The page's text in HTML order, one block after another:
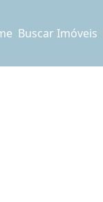
Buscar Imóveis